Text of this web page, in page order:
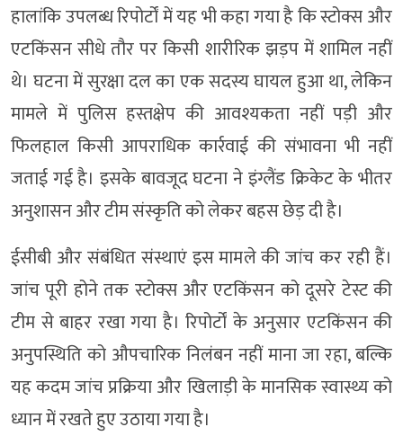
हालांकि उपलब्ध रिपोर्टों में यह भी कहा गया है कि स्टोक्स और
एटकिंसन सीधे तौर पर किसी शारीरिक झड़प में शामिल नहीं
थे। घटना में सुरक्षा दल का एक सदस्य घायल हुआ था, लेकिन
मामले में पुलिस हस्तक्षेप की आवश्यकता नहीं पड़ी और
फिलहाल किसी आपराधिक कार्रवाई की संभावना भी नहीं
जताई गई है। इसके बावजूद घटना ने इंग्लैंड क्रिकेट के भीतर
अनुशासन और टीम संस्कृति को लेकर बहस छेड़ दी है।
ईसीबी और संबंधित संस्थाएं इस मामले की जांच कर रही हैं।
जांच पूरी होने तक स्टोक्स और एटकिंसन को दूसरे टेस्ट की
टीम से बाहर रखा गया है। रिपोर्टों के अनुसार एटकिंसन की
अनुपस्थिति को औपचारिक निलंबन नहीं माना जा रहा, बल्कि
यह कदम जांच प्रक्रिया और खिलाड़ी के मानसिक स्वास्थ्य को
ध्यान में रखते हुए उठाया गया है।